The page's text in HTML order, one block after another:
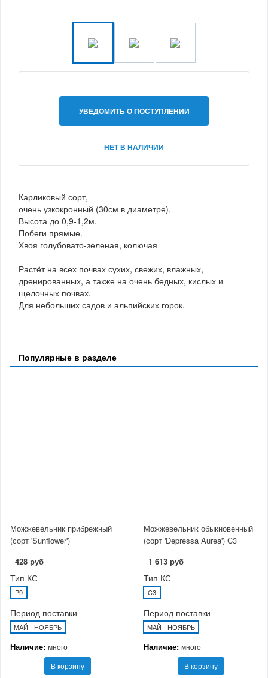
УВЕДОМИТЬ О ПОСТУПЛЕНИИ
НЕТ В НАЛИЧИИ
Карликовый сорт,
очень узкокронный (30см в диаметре).
Высота до 0,9-1,2м.
Побеги прямые.
Хвоя голубовато-зеленая, колючая
Растёт на всех почвах сухих, свежих, влажных,
дренированных, а также на очень бедных, кислых и
щелочных почвах.
Для небольших садов и альпийских горок.
Популярные в разделе
Можжевельник прибрежный
(сорт 'Sunflower')
428 руб
Тип КС
P9
Период поставки
МАЙ - НОЯБРЬ
Наличие: много
В корзину
Можжевельник обыкновенный
(сорт 'Depressa Aurea') C3
1 613 руб
Тип КС
C3
Период поставки
МАЙ - НОЯБРЬ
Наличие: много
В корзину